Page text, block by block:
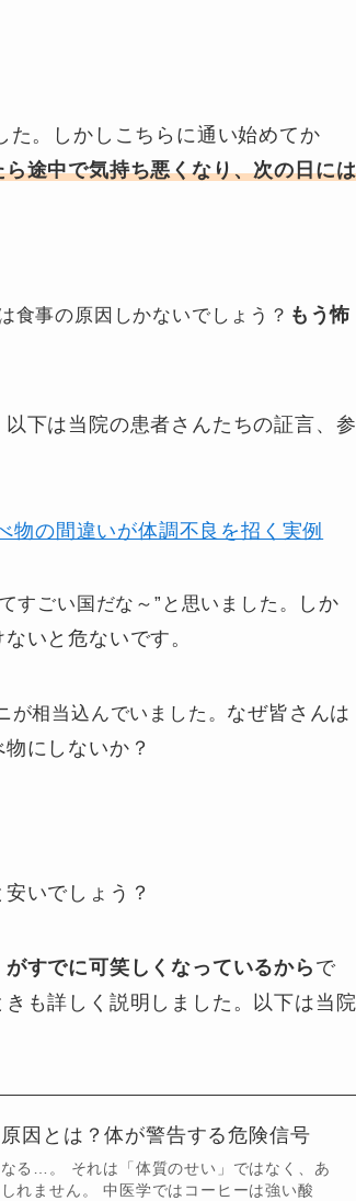
。しかしこちらに通い始めてか
ら途中で気持ち悪くなり、次の日には
食事の原因しかないでしょう？ もう怖
下は当院の患者さんたちの証言、参
物の間違いが体調不良を招く実例
すごい国だな～”と思いました。
しか
いと危ないです。
相当込んでいました。 なぜ皆さんは
にしないか？
いでしょう？
すでに可笑しくなっているから で
も詳しく説明しました。以下は当院
因とは？体が警告する危険信号
る…。 それは「体質のせい」ではなく、あ
れません。 中医学ではコーヒーは強い酸